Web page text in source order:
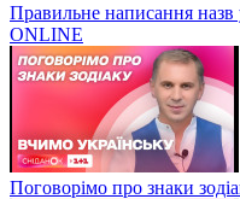
Правильне написання назв
ONLINE
Поговорімо про знаки